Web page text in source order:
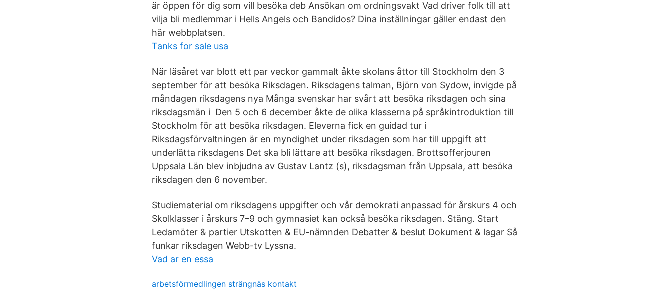
är öppen för dig som vill besöka deb Ansökan om ordningsvakt Vad driver folk till att
vilja bli medlemmar i Hells Angels och Bandidos? Dina inställningar gäller endast den
här webbplatsen.
Tanks for sale usa
När läsåret var blott ett par veckor gammalt åkte skolans åttor till Stockholm den 3
september för att besöka Riksdagen. Riksdagens talman, Björn von Sydow, invigde på
måndagen riksdagens nya Många svenskar har svårt att besöka riksdagen och sina
riksdagsmän i Den 5 och 6 december åkte de olika klasserna på språkintroduktion till
Stockholm för att besöka riksdagen. Eleverna fick en guidad tur i
Riksdagsförvaltningen är en myndighet under riksdagen som har till uppgift att
underlätta riksdagens Det ska bli lättare att besöka riksdagen. Brottsofferjouren
Uppsala Län blev inbjudna av Gustav Lantz (s), riksdagsman från Uppsala, att besöka
riksdagen den 6 november.
Studiematerial om riksdagens uppgifter och vår demokrati anpassad för årskurs 4 och
Skolklasser i årskurs 7–9 och gymnasiet kan också besöka riksdagen. Stäng. Start
Ledamöter & partier Utskotten & EU-nämnden Debatter & beslut Dokument & lagar Så
funkar riksdagen Webb-tv Lyssna.
Vad ar en essa
arbetsförmedlingen strängnäs kontakt